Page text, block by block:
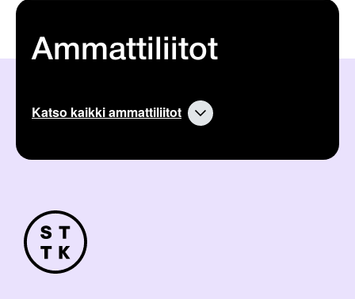
Ammattiliitot
Katso kaikki ammattiliitot